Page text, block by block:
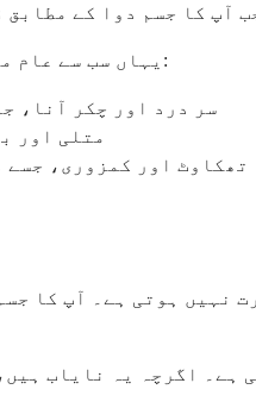
کا جسم دوا کے
یہاں سب سے عام مضر اثرات ہیں جو آپ علاج کے دوران تجربہ کر سکتے ہیں:
سر درد اور چکر آنا،
متلی اور
تھکاوٹ اور کمزوری، جسے
نہیں ہوتی ہے۔ آپ کا